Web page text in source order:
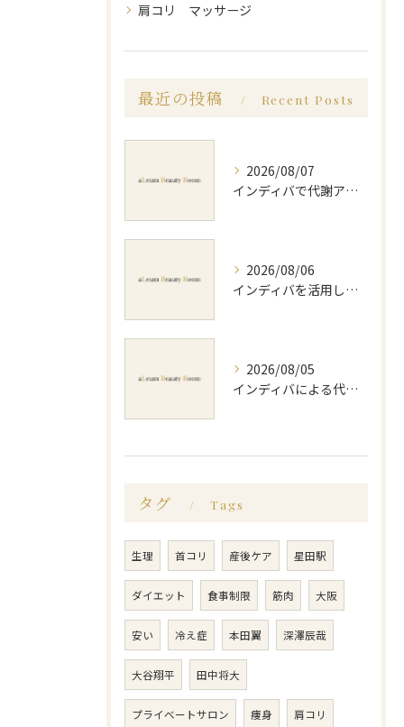
肩コリ マッサージ
最近の投稿 Recent Posts
2026/08/07
インディバで代謝アップ体験効果とビフォーアフター徹底解説
2026/08/06
インディバを活用した足痩せ方法とセルライトやむくみ改善のポイント
2026/08/05
インディバによる代謝アップのビフォーアフター実体験と効果的な回数の見極め方
タグ Tags
生理 首コリ 産後ケア 星田駅
ダイエット 食事制限 筋肉 大阪
安い 冷え症 本田翼 深澤辰哉
大谷翔平 田中将大
プライベートサロン 痩身 肩コリ